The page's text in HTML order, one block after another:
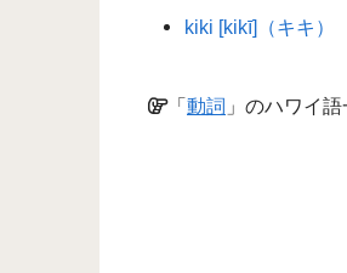
kiki [kikī]（キキ）
「動詞 」のハワイ